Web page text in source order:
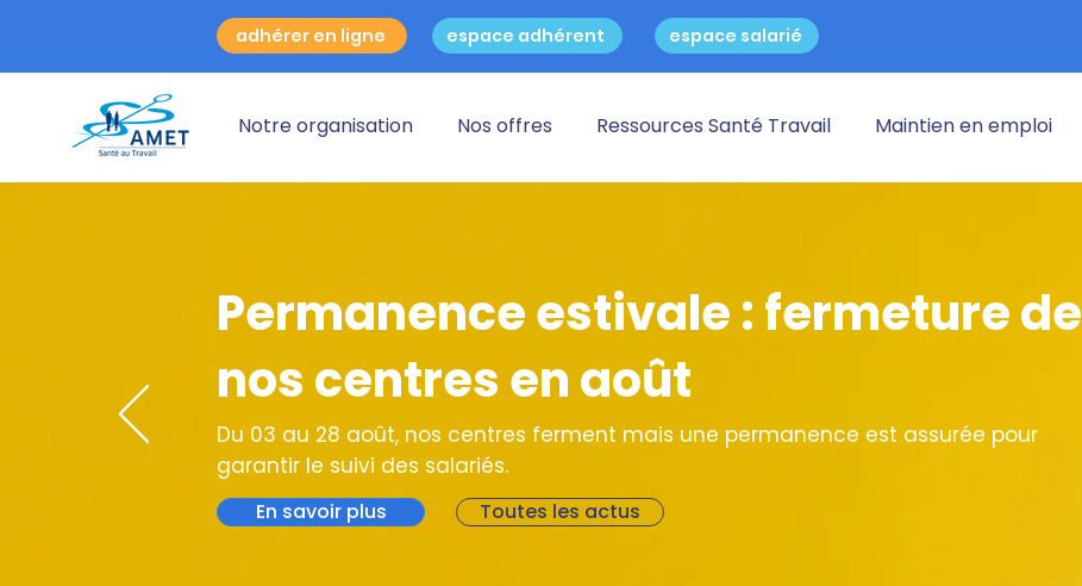
adhérer en ligne espace adhérent espace salarié
Notre organisation Nos offres Ressources Santé Travail Maintien en emploi
Permanence estivale : fermeture de
nos centres en août
Du 03 au 28 août, nos centres ferment mais une permanence est assurée pour
garantir le suivi des salariés.
En savoir plus Toutes les actus